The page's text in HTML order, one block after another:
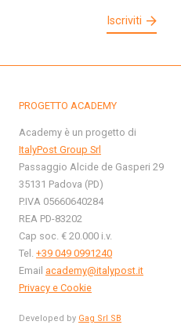
Iscriviti
PROGETTO ACADEMY
Academy è un progetto di
ItalyPost Group Srl
Passaggio Alcide de Gasperi 29
35131 Padova (PD)
P.IVA 05660640284
REA PD-83202
Cap soc. € 20.000 i.v.
Tel. +39 049 0991240
Email academy@italypost.it
Privacy e Cookie
Developed by Gag Srl SB